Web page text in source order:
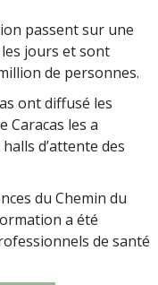
passent sur une
jours et sont
de personnes.
ont diffusé les
Caracas les a
d’attente des
du Chemin du
a été
de santé